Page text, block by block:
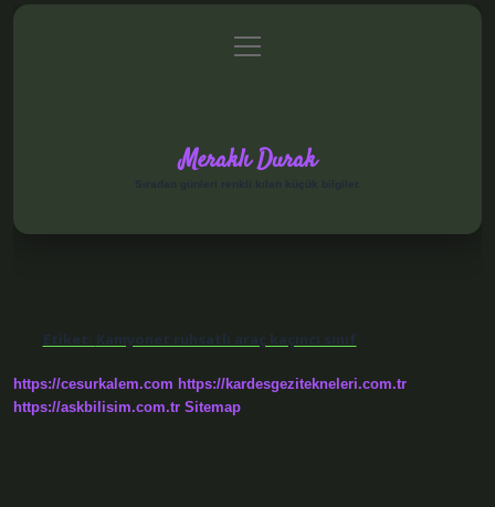
Gizlilik Politikası
menüyü
aç
Meraklı Durak
Etiket: Kamyonet ruhsatlı araç kaçıncı sınıf
https://cesurkalem.com https://kardesgezitekneleri.com.tr
https://askbilisim.com.tr Sitemap